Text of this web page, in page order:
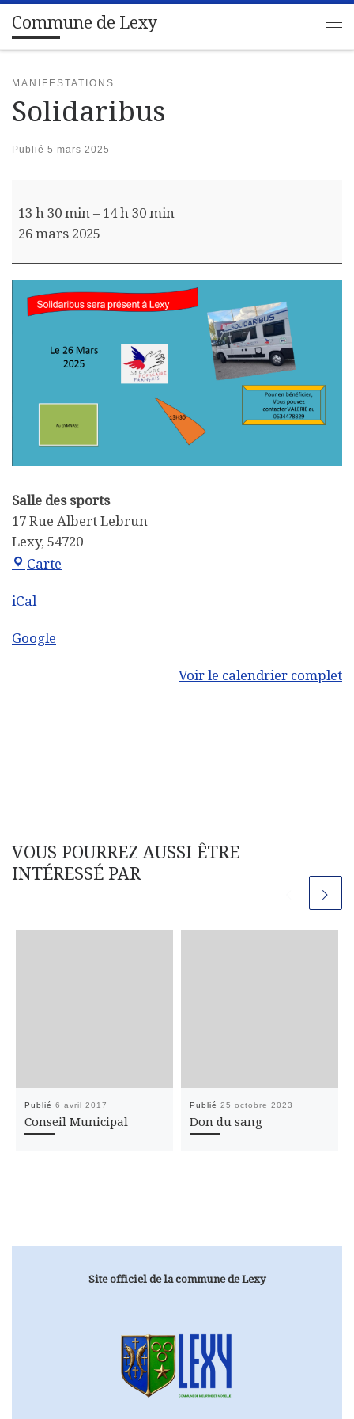
Passer au contenu
Commune de Lexy
MANIFESTATIONS
Solidaribus
Publié 5 mars 2025
13 h 30 min – 14 h 30 min
26 mars 2025
Salle des sports
17 Rue Albert Lebrun
Lexy, 54720
Carte
iCal
Google
Voir le calendrier complet
VOUS POURREZ AUSSI ÊTRE
INTÉRESSÉ PAR
Publié 6 avril 2017
Conseil Municipal
Publié 25 octobre 2023
Don du sang
Site officiel de la commune de Lexy